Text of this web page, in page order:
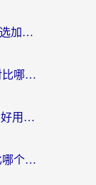
海外党必看：除了回国VPS，这样选加速器也能无缝刷国内资源？
迅游VPN好用吗？和UfunR VPN对比哪个回国效果更好？海外党亲测避坑指南
海外党必看：腾讯云翻墙回国真的好用吗？+ 3步选对回国加速器指南
穿梭VPN好用吗？和当归VPN对比哪个回国效果更好？海外党亲测实用指南